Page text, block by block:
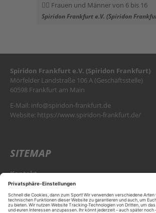
Frauen und Männer von 6 bis 16
Spiridon Frankfurt e.V. (Spiridon
Spiridon Frankfurt e.V. (Spiridon Frankfurt)
Mörfelder Landstraße 106 A (Geschäftsstelle)
60598 Frankfurt am Main
E-Mail: info@spiridon-frankfurt.de
Website: https://www.spiridon-frankfurt.de/
SITEMAP
Kontakt
KONTAKT